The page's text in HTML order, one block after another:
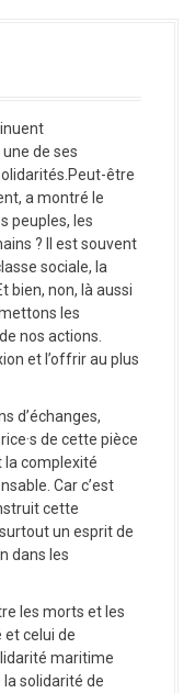
de ses
être
a montré le
peuples, les
? Il est souvent
sociale, la
bien, non, là aussi
les
nos actions.
et l’offrir au plus
d’échanges,
de cette pièce
complexité
Car c’est
cette
un esprit de
dans les
les morts et les
et celui de
maritime
solidarité de